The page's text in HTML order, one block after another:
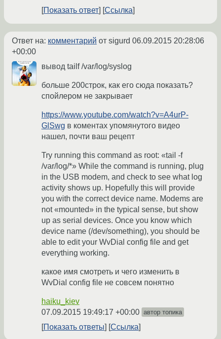
Показать ответ
Ссылка
Ответ на: комментарий от sigurd 06.09.2015 20:28:06
+00:00
вывод tailf /var/log/syslog
больше 200строк, как его сюда показать?
спойлером не закрывает
https://www.youtube.com/watch?v=A4urP-
GlSwg в коментах упомянутого видео
нашел, почти ваш рецепт
Try running this command as root: «tail -f
/var/log/*» While the command is running, plug
in the USB modem, and check to see what log
activity shows up. Hopefully this will provide
you with the correct device name. Modems are
not «mounted» in the typical sense, but show
up as serial devices. Once you know which
device name (/dev/something), you should be
able to edit your WvDial config file and get
everything working.
какое имя смотреть и чего изменить в
WvDial config file не совсем понятно
haiku_kiev
07.09.2015 19:49:17 +00:00 автор топика
Показать ответы Ссылка